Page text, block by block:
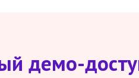
демо-